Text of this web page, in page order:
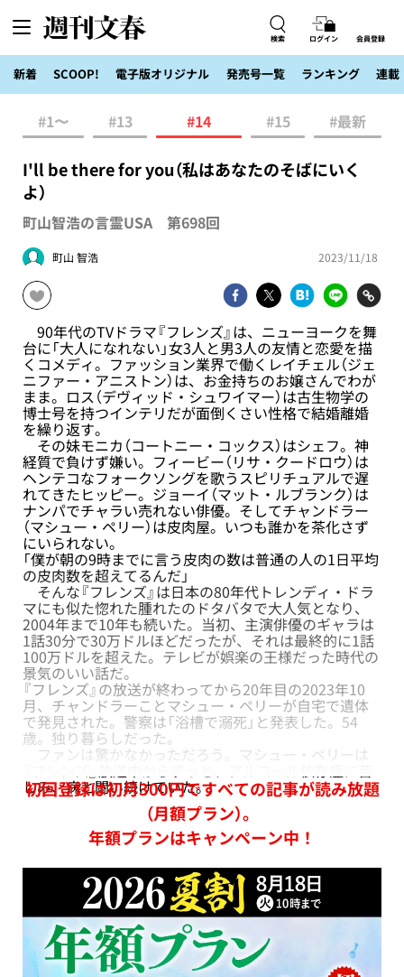
検索 ログイン 会員登録
新着 SCOOP! 電子版オリジナル 発売号一覧 ランキング 連載
#1〜 #13 #14 #15 #最新
I'll be there for you（私はあなたのそばにいく
よ）
町山智浩の言霊USA 第698回
町山 智浩 2023/11/18
90年代のTVドラマ『フレンズ』は、ニューヨークを舞
台に「大人になれない」女3人と男3人の友情と恋愛を描
くコメディ。ファッション業界で働くレイチェル（ジェ
ニファー・アニストン）は、お金持ちのお嬢さんでわが
まま。ロス（デヴィッド・シュワイマー）は古生物学の
博士号を持つインテリだが面倒くさい性格で結婚離婚
を繰り返す。
その妹モニカ（コートニー・コックス）はシェフ。神
経質で負けず嫌い。フィービー（リサ・クードロウ）は
ヘンテコなフォークソングを歌うスピリチュアルで遅
れてきたヒッピー。ジョーイ（マット・ルブランク）は
ナンパでチャラい売れない俳優。そしてチャンドラー
（マシュー・ペリー）は皮肉屋。いつも誰かを茶化さず
にいられない。
「僕が朝の9時までに言う皮肉の数は普通の人の1日平均
の皮肉数を超えてるんだ」
そんな『フレンズ』は日本の80年代トレンディ・ドラ
マにも似た惚れた腫れたのドタバタで大人気となり、
2004年まで10年も続いた。当初、主演俳優のギャラは
1話30分で30万ドルほどだったが、それは最終的に1話
100万ドルを超えた。テレビが娯楽の王様だった時代の
景気のいい話だ。
『フレンズ』の放送が終わってから20年目の2023年10
月、チャンドラーことマシュー・ペリーが自宅で遺体
で発見された。警察は「浴槽で溺死」と発表した。54
歳。独り暮らしだった。
ファンは驚かなかっただろう。マシュー・ペリーは
しみ、病と闘い続けていた。
初回登録は初月300円ですべての記事が読み放題
（月額プラン）。
年額プランはキャンペーン中！